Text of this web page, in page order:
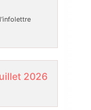
2026